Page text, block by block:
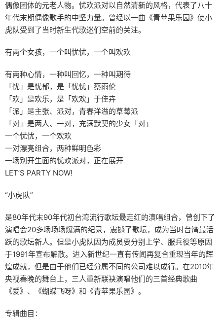
偶像团体的元老人物。忧欢派对以自然清新的风格，代表了八十
年代末期偶像歌手的中坚力量。曾经以一曲《青苹果乐园》使小
虎队受到了当时新生代歌迷们空前的关注。
有两个女孩，一个叫忧忧，一个叫欢欢
有两种心情，一种叫回忆，一种叫期待
「忧」是忧郁，是「忧忧」蔡雨伦
「欢」是欢乐，是「欢欢」于佳卉
「派」是主张、派对，青春洋溢的草莓派
「对」是两人、一对，充满默契的少女「对」
一个忧忧，一个欢欢
一对漂亮组合，两种鲜明色彩
一场别开生面的忧欢派对，正在展开
LET’S PARTY NOW!
“小虎队”
是80年代末90年代初台湾流行歌坛最走红的演唱组合，曾创下了
演唱会20多场场场爆满的纪录，震撼了歌坛，成为当时台湾最活
跃的歌坛新人。但是小虎队因为成员要分别上学、服兵役等原因
于1991年宣布解散。进入新世纪一直有传闻再复合重现当年的辉
煌成就，但是由于他们已经分属不同的公司难以成行。在2010年
央视春晚的舞台上，三人重新联袂演唱他们的三首经典歌曲
《爱》、《蝴蝶飞呀》和《青苹果乐园》。
专辑曲目：